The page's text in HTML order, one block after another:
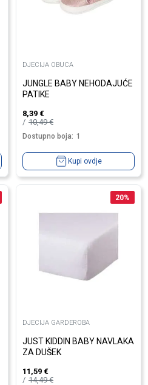
DJECIJA OBUCA
JUNGLE BABY NEHODAJUĆE
PATIKE
8,39 €
10,49€
Dostupno boja: 1
Kupi ovdje
20%
DJECIJA GARDEROBA
JUST KIDDIN BABY NAVLAKA
ZA DUŠEK
11,59 €
14,49€